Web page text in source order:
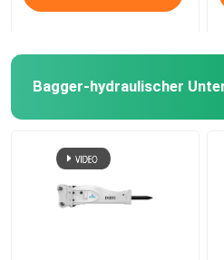
Bagger-hydraulischer